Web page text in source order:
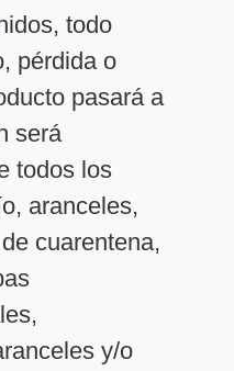
todo
pérdida o
pasará a
será
todos los
aranceles,
cuarentena,
y/o